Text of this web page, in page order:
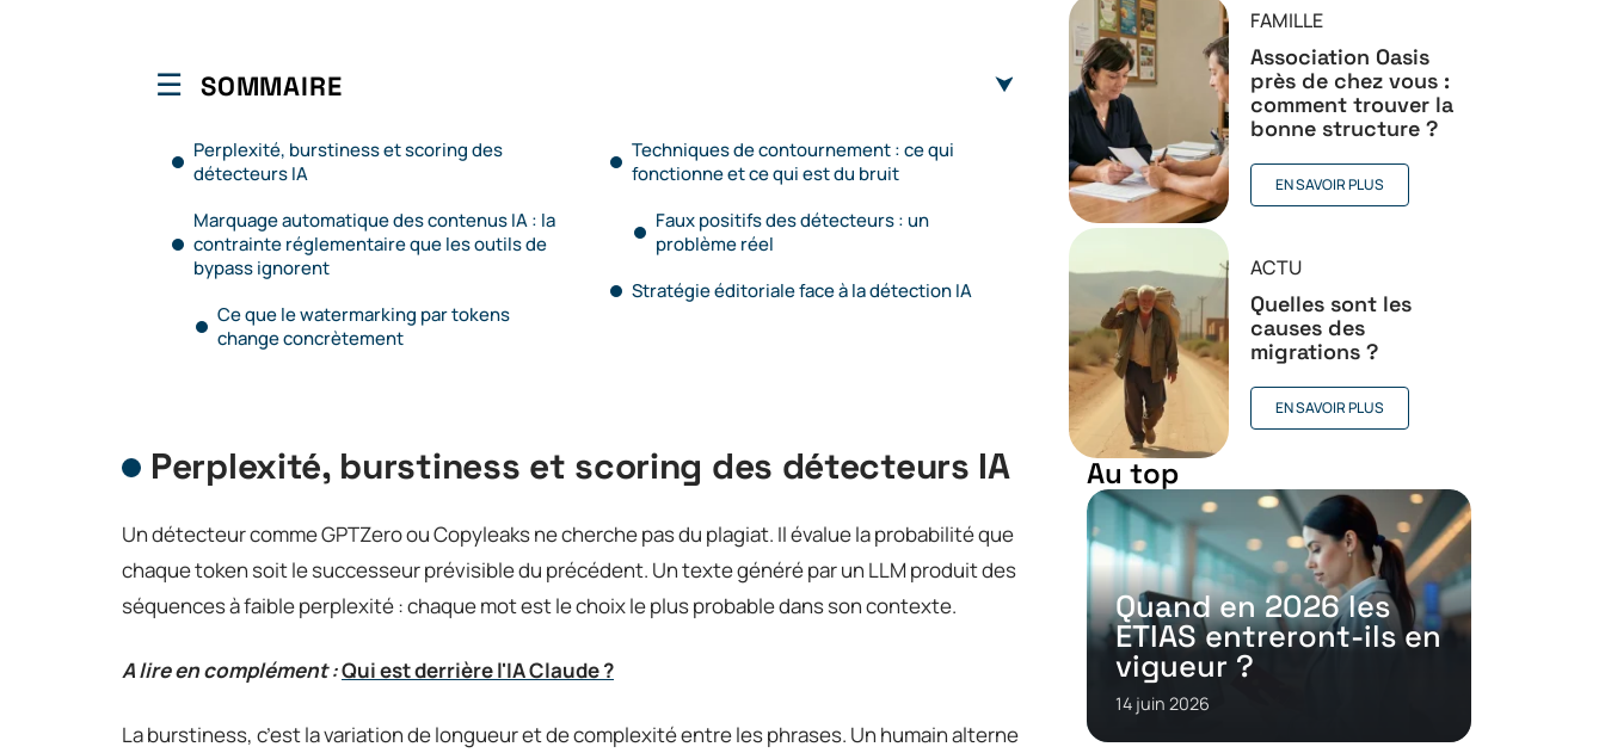
SOMMAIRE
Perplexité, burstiness et scoring des
détecteurs IA
Marquage automatique des contenus IA : la
contrainte réglementaire que les outils de
bypass ignorent
Ce que le watermarking par tokens
change concrètement
Techniques de contournement : ce qui
fonctionne et ce qui est du bruit
Faux positifs des détecteurs : un
problème réel
Stratégie éditoriale face à la détection IA
Perplexité, burstiness et scoring des détecteurs IA
Un détecteur comme GPTZero ou Copyleaks ne cherche pas du plagiat. Il évalue la probabilité que
chaque token soit le successeur prévisible du précédent. Un texte généré par un LLM produit des
séquences à faible perplexité : chaque mot est le choix le plus probable dans son contexte.
A lire en complément :Qui est derrière l'IA Claude ?
La burstiness, c’est la variation de longueur et de complexité entre les phrases. Un humain alterne
FAMILLE
Association Oasis
près de chez vous :
comment trouver la
bonne structure ?
EN SAVOIR PLUS
ACTU
Quelles sont les
causes des
migrations ?
EN SAVOIR PLUS
Au top
Quand en 2026 les
ETIAS entreront-ils en
vigueur ?
14 juin 2026